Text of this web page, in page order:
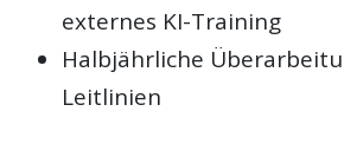
externes KI-Training
Halbjährliche
Leitlinien